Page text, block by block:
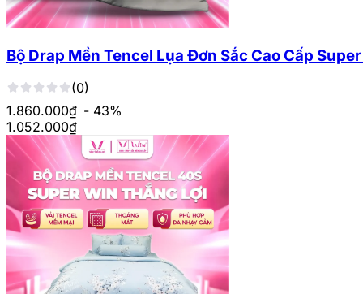
Bộ Drap Mền Tencel Lụa Đơn Sắc Cao Cấp
(0)
1.860.000₫ - 43%
1.052.000₫